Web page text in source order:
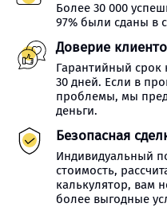
Более 30 000
97% были сданы в
Доверие
Гарантийный
30 дней. Если в
проблемы, мы
деньги.
Безопасная
Индивидуальный
стоимость,
калькулятор, вам
более выгодные